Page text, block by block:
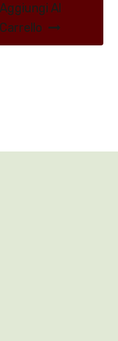
Aggiungi Al
Carrello